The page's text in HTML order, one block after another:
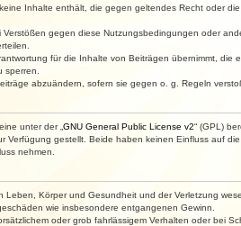
Inhalte enthält, die gegen geltendes Recht oder
gegen diese Nutzungsbedingungen oder
für die Inhalte von Beiträgen übernimmt,
abzuändern, sofern sie gegen o. g. Regeln
unter der „ GNU General Public License v2“ (GPL)
Verfügung gestellt. Beide haben keinen Einfluss auf
nehmen.
Leben, Körper und Gesundheit und der Verletzung
wie insbesondere entgangenen Gewinn.
oder grob fahrlässigem Verhalten oder bei